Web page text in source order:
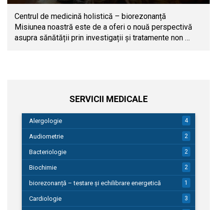
Centrul de medicină holistică – biorezonanță
Misiunea noastră este de a oferi o nouă perspectivă
asupra sănătății prin investigații și tratamente non …
SERVICII MEDICALE
Alergologie 4
Audiometrie 2
Bacteriologie 2
Biochimie 2
biorezonanță – testare și echilibrare energetică 1
Cardiologie 3